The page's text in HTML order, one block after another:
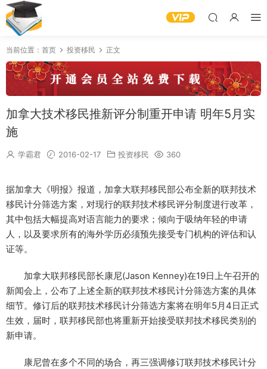
当前位置： 首页 投资移民 正文
加拿大技术移民推新评分制重开申请 明年5月实
施
学霸君 2016-02-17 投资移民 360
据加拿大《明报》报道，加拿大联邦移民部公布全新的联邦技术
移民计分筛选方案，对现行的联邦技术移民评分制度进行改革，
其中包括大幅提高对语言能力的要求；倾向于吸纳年轻的申请
人，以及要求所有的海外学历必须预先接受专门机构的评估和认
证等。
加拿大联邦移民部长康尼(Jason Kenney)在19日上午召开的
新闻会上，公布了上述全新的联邦技术移民计分筛选方案的具体
细节。修订后的联邦技术移民计分筛选方案将在明年5月4日正式
生效，届时，联邦移民部也将重新开始接受联邦技术移民类别的
新申请。
康尼曾在多个不同的场合，再三强调修订联邦技术移民计分